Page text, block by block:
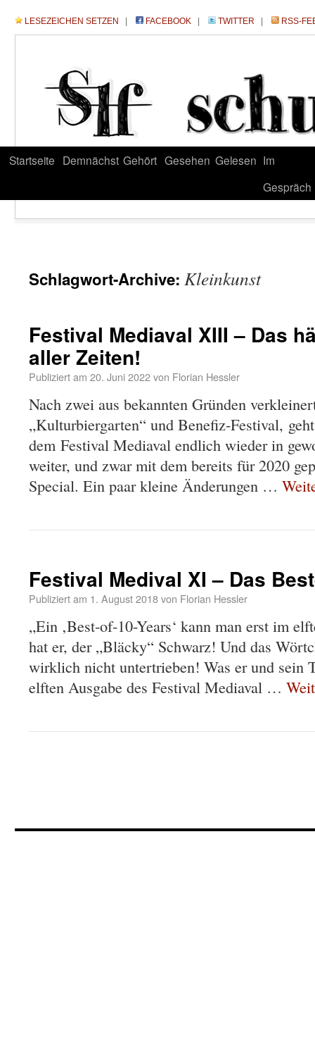
LESEZEICHEN SETZEN FACEBOOK TWITTER RSS-
Startseite Demnächst Gehört Gesehen Gelesen Im
Gespräch
Schlagwort-Archive: Kleinkunst
Festival Mediaval XIII – Das
aller Zeiten!
Publiziert am 20. Juni 2022von Florian Hessler
Nach zwei aus bekannten Gründen
„Kulturbiergarten“ und Benefiz-Festival,
dem Festival Mediaval endlich wieder in
weiter, und zwar mit dem bereits für 2020
Special. Ein paar kleine Änderungen …
Festival Medival XI – Das
Publiziert am 1. August 2018von Florian Hessler
„Ein ‚Best-of-10-Years‘ kann man erst im
hat er, der „Bläcky“ Schwarz! Und das
wirklich nicht untertrieben! Was er und sein
elften Ausgabe des Festival Mediaval …